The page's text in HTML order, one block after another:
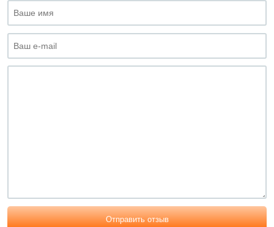
Отправить отзыв